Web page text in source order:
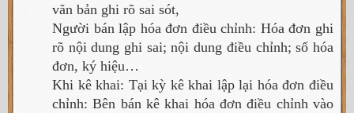
văn bản ghi rõ sai sót,
Người bán lập hóa đơn điều chỉnh: Hóa đơn ghi
rõ nội dung ghi sai; nội dung điều chỉnh; số hóa
đơn, ký hiệu…
Khi kê khai: Tại kỳ kê khai lập lại hóa đơn điều
chỉnh: Bên bán kê khai hóa đơn điều chỉnh vào